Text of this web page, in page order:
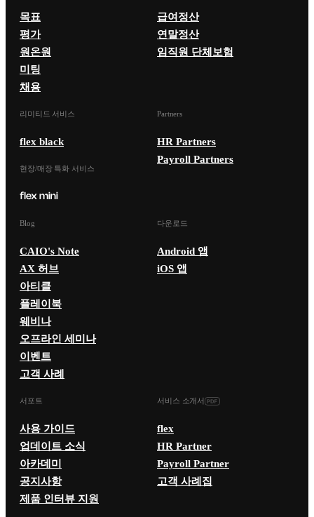
목표
평가
원온원
미팅
채용
급여정산
연말정산
임직원 단체보험
리미티드 서비스
flex black
현장/매장 특화 서비스
Partners
HR Partners
Payroll Partners
Blog
CAIO's Note
AX 허브
아티클
플레이북
웨비나
오프라인 세미나
이벤트
고객 사례
다운로드
Android 앱
iOS 앱
서포트
사용 가이드
업데이트 소식
아카데미
공지사항
제품 인터뷰 지원
서비스 소개서
flex
HR Partner
Payroll Partner
고객 사례집